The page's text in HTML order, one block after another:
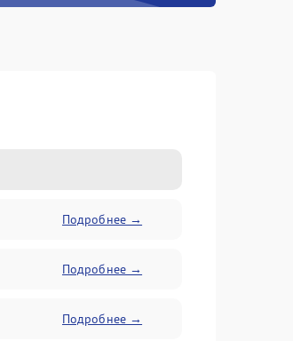
Подробнее →
Подробнее →
Подробнее →